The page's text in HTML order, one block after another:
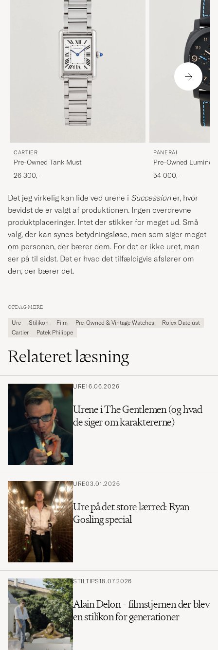
CARTIER
Pre-Owned Tank Must
26 300,-
PANERAI
Pre-Owned Luminor
54 000,-
Det jeg virkelig kan lide ved urene i Successioner, hvor
bevidst de er valgt af produktionen. Ingen overdrevne
produktplaceringer. Intet der stikker for meget ud. Små
valg, der kan synes betydningsløse, men som siger meget
om personen, der bærer dem. For det er ikke uret, man
ser på til sidst. Det er hvad det tilfældigvis afslører om
den, der bærer det.
OPDAG MERE
Ure Stilikon Film Pre-Owned & Vintage Watches
Rolex Datejust
Cartier
Patek Philippe
Relateret læsning
URE16.06.2026
Urene i The Gentlemen (og hvad
de siger om karaktererne)
URE03.01.2026
Ure på det store lærred: Ryan
Gosling special
STILTIPS18.07.2026
Alain Delon – filmstjernen der blev
en stilikon for generationer